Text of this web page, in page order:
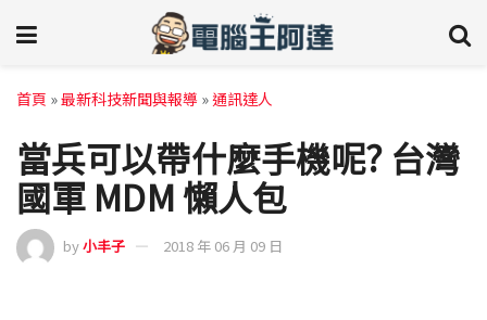
首頁 »最新科技新聞與報導 »通訊達人
當兵可以帶什麼手機呢? 台灣
國軍 MDM 懶人包
by小丰子 2018 年 06 月 09 日